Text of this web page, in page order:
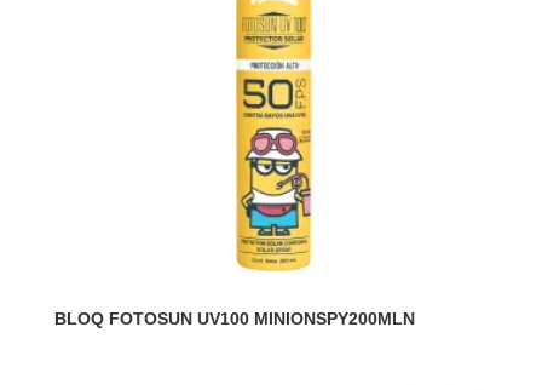
BLOQ FOTOSUN UV100 MINIONSPY200MLN